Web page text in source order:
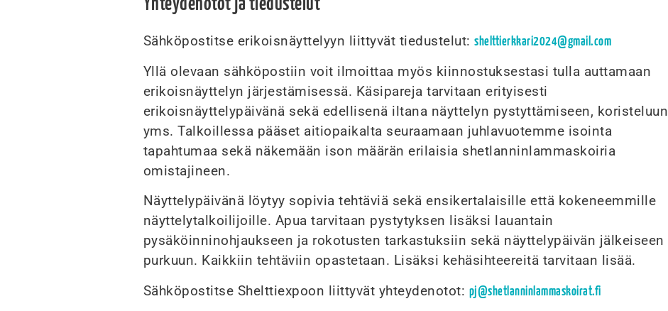
Yhteydenotot ja tiedustelut
Sähköpostitse erikoisnäyttelyyn liittyvät tiedustelut:shelttierkkari2024@gmail.com
Yllä olevaan sähköpostiin voit ilmoittaa myös kiinnostuksestasi tulla auttamaan
erikoisnäyttelyn järjestämisessä. Käsipareja tarvitaan erityisesti
erikoisnäyttelypäivänä sekä edellisenä iltana näyttelyn pystyttämiseen, koristeluun
yms. Talkoillessa pääset aitiopaikalta seuraamaan juhlavuotemme isointa
tapahtumaa sekä näkemään ison määrän erilaisia shetlanninlammaskoiria
omistajineen.
Näyttelypäivänä löytyy sopivia tehtäviä sekä ensikertalaisille että kokeneemmille
näyttelytalkoilijoille. Apua tarvitaan pystytyksen lisäksi lauantain
pysäköinninohjaukseen ja rokotusten tarkastuksiin sekä näyttelypäivän jälkeiseen
purkuun. Kaikkiin tehtäviin opastetaan. Lisäksi kehäsihteereitä tarvitaan lisää.
Sähköpostitse Shelttiexpoon liittyvät yhteydenotot: pj@shetlanninlammaskoirat.fi